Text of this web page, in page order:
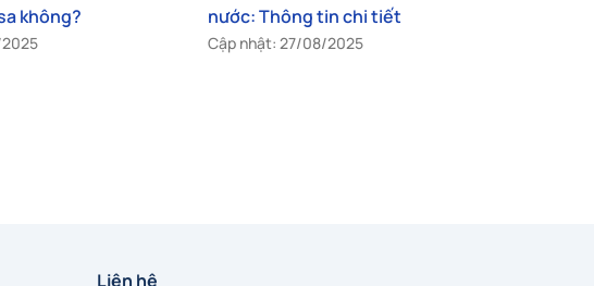
tin chi tiết
2025
visa Quan Hồng Đài Loan
Cập nhật: 19/05/2026
Liên hệ